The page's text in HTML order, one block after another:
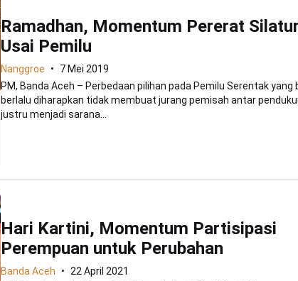
Ramadhan, Momentum Pererat
Usai Pemilu
Nanggroe
7 Mei 2019
PM, Banda Aceh – Perbedaan pilihan pada Pemilu Serentak yang
berlalu diharapkan tidak membuat jurang pemisah antar
justru menjadi sarana...
Hari Kartini, Momentum Partisipasi
Perempuan untuk Perubahan
Banda Aceh
22 April 2021